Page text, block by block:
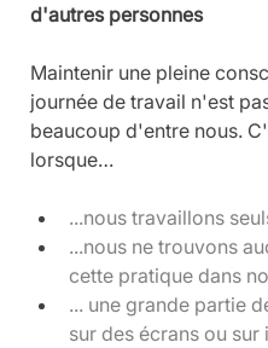
d'autres personnes
Maintenir une pleine
journée de travail n'est
beaucoup d'entre nous.
lorsque…
...nous travaillons
...nous ne trouvons
cette pratique dans
... une grande partie
sur des écrans ou sur